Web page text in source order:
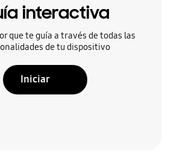
interactiva
que te guía a través de todas las
de tu dispositivo
Iniciar